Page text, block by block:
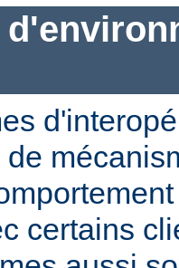
certains